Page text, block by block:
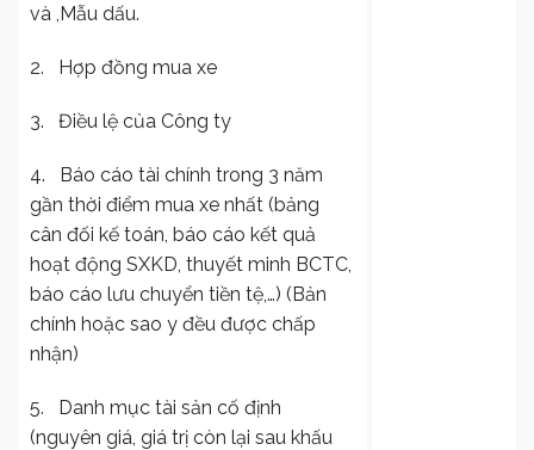
và ,Mẫu dấu.
2. Hợp đồng mua xe
3. Điều lệ của Công ty
4. Báo cáo tài chính trong 3 năm
gần thời điểm mua xe nhất (bảng
cân đối kế toán, báo cáo kết quả
hoạt động SXKD, thuyết minh BCTC,
báo cáo lưu chuyển tiền tệ,…) (Bản
chính hoặc sao y đều được chấp
nhận)
5. Danh mục tài sản cố định
(nguyên giá, giá trị còn lại sau khấu